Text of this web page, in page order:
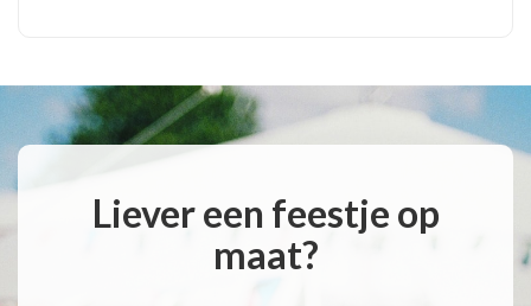
Liever een feestje op
maat?